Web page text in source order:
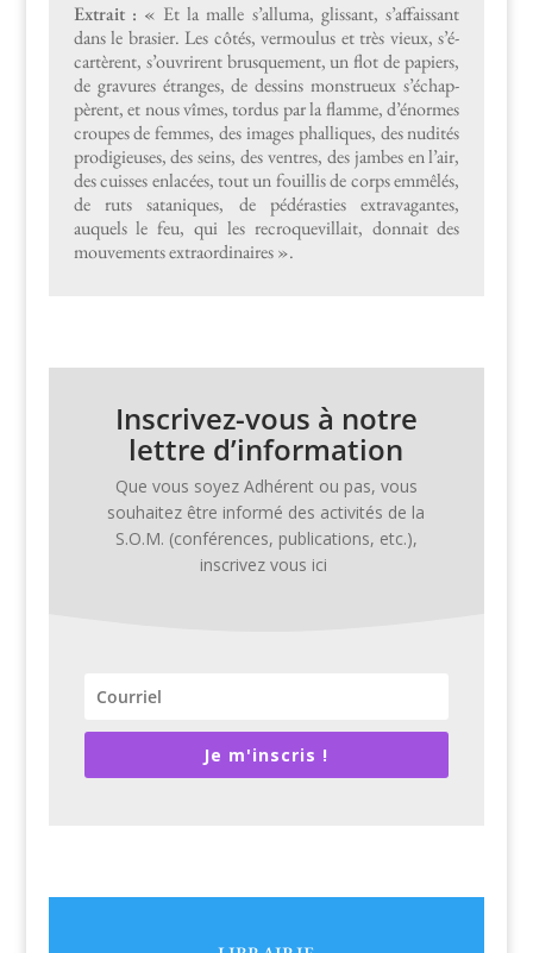
Extrait : « Et la malle s’al­luma, glis­sant, s’af­fais­sant
dans le brasi­er. Les côtés, ver­moulus et très vieux, s’é­
cartèrent, s’ou­vrirent brusque­ment, un flot de papiers,
de gravures étranges, de dessins mon­strueux s’échap­
pèrent, et nous vîmes, tor­dus par la flamme, d’énormes
croupes de femmes, des images phalliques, des nudités
prodigieuses,des seins, des ven­tres, des jambes en l’air,
des cuiss­es enlacées, tout un fouil­lis de corps emmêlés,
de ruts sataniques, de pédérasties extrav­a­gantes,
auquels le feu, qui les recro­quevil­lait, don­nait des
mou­ve­ments extra­or­di­naires».
Inscrivez-vous à notre
lettre d’information
Que vous soyez Adhérent ou pas, vous
souhaitez être infor­mé des activ­ités de la
S.O.M. (con­férences, pub­li­ca­tions, etc.),
inscrivez vous ici
Je m'inscris !